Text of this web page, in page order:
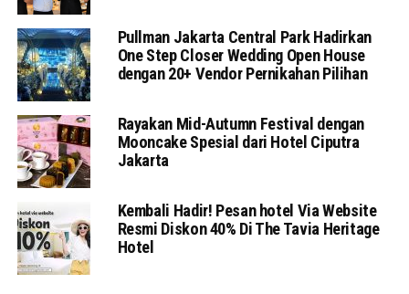
Pullman Jakarta Central Park Hadirkan
One Step Closer Wedding Open House
dengan 20+ Vendor Pernikahan Pilihan
Rayakan Mid-Autumn Festival dengan
Mooncake Spesial dari Hotel Ciputra
Jakarta
Kembali Hadir! Pesan hotel Via Website
Resmi Diskon 40% Di The Tavia Heritage
Hotel